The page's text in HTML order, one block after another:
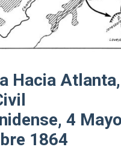
Hacia Atlanta,
4
1864